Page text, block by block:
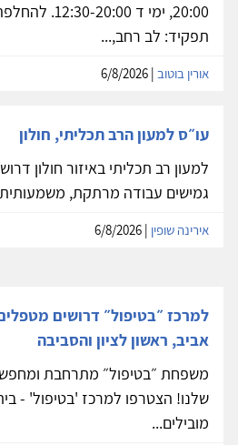
20:00, ימי ד
תפקיד: לב רחב,...
אורין בוטוב
עו״ס למעון הרב תכליתי, חולון
למעון רב תכליתי באיזור חולון
גמישים עבודה מרתקת,
אירינה שופין
אביב, ראשון לציון והסביבה
משפחת ״בטיפול״ מתרחבת
שלנו! הצטרפו למרכז 'בטיפול' -
מובילים...